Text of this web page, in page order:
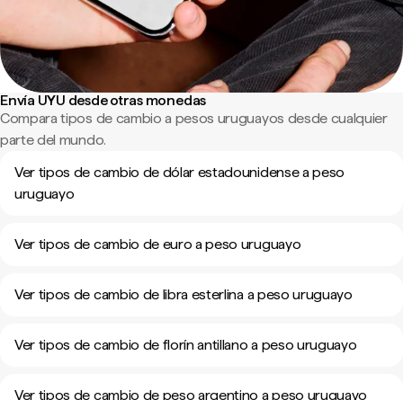
Envía UYU desde otras monedas
Compara tipos de cambio a pesos uruguayos desde cualquier
parte del mundo.
Ver tipos de cambio de dólar estadounidense a peso
uruguayo
Ver tipos de cambio de euro a peso uruguayo
Ver tipos de cambio de libra esterlina a peso uruguayo
Ver tipos de cambio de florín antillano a peso uruguayo
Ver tipos de cambio de peso argentino a peso uruguayo